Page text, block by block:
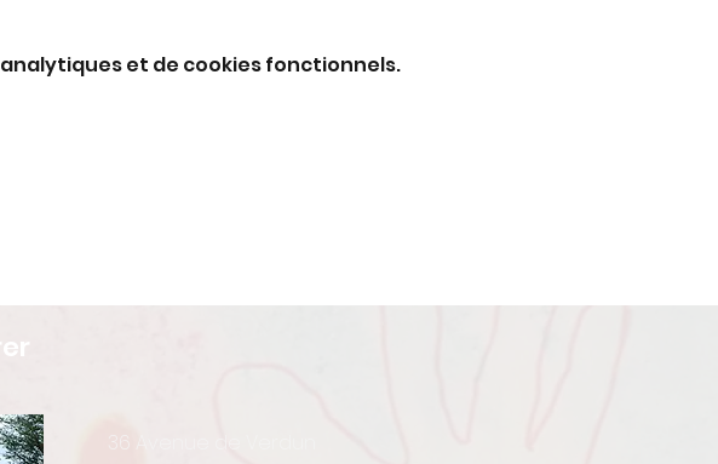
et de cookies fonctionnels.
36 Avenue de Verdun